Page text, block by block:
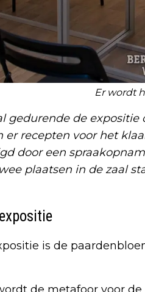
Er wordt
gedurende de
er recepten voor het
door een
plaatsen in de zaal
is de